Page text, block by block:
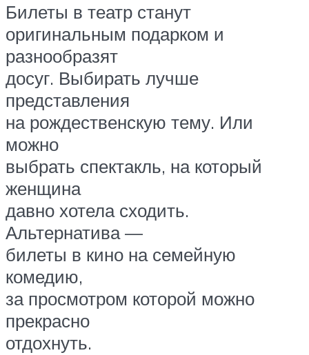
Билеты в театр станут
оригинальным подарком и
разнообразят
досуг. Выбирать лучше
представления
на рождественскую тему. Или
можно
выбрать спектакль, на который
женщина
давно хотела сходить.
Альтернатива —
билеты в кино на семейную
комедию,
за просмотром которой можно
прекрасно
отдохнуть.